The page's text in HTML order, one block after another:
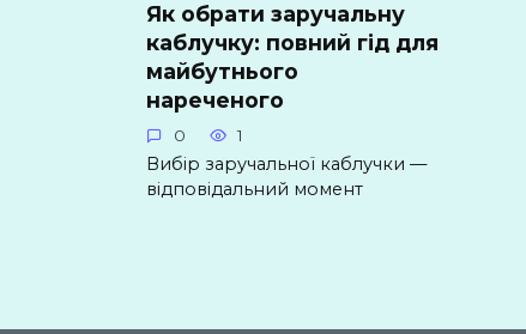
Як обрати заручальну
каблучку: повний гід для
майбутнього
нареченого
0 1
Вибір заручальної каблучки —
відповідальний момент